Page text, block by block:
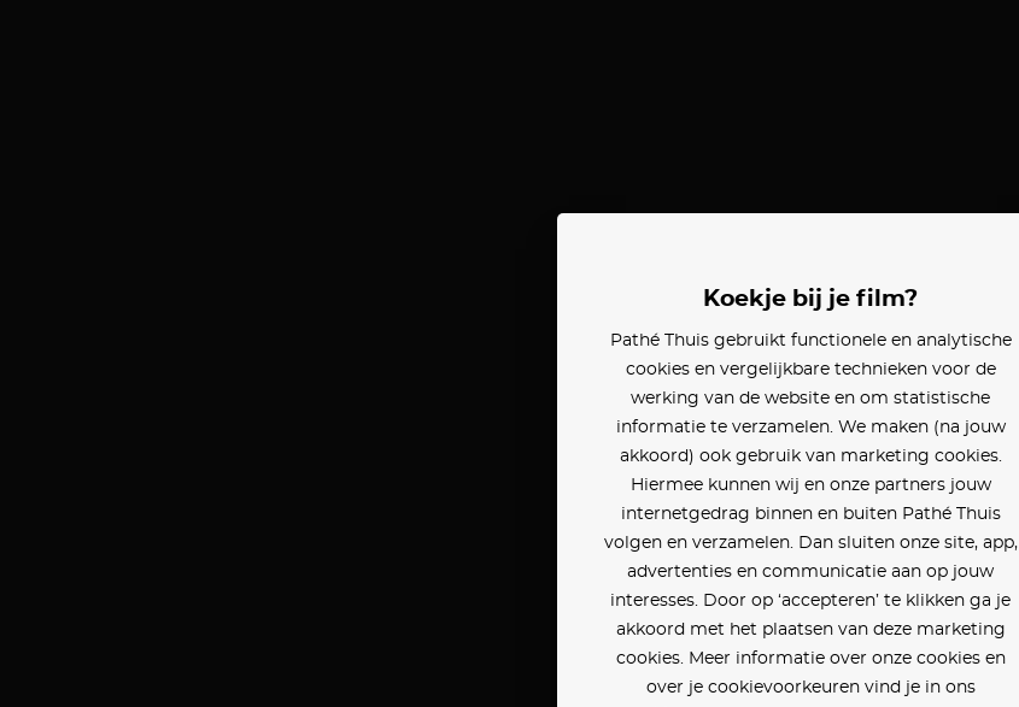
Koekje bij je film?
Pathé Thuis gebruikt functionele en analytische
cookies en vergelijkbare technieken voor de
werking van de website en om statistische
informatie te verzamelen. We maken (na jouw
akkoord) ook gebruik van marketing cookies.
Hiermee kunnen wij en onze partners jouw
internetgedrag binnen en buiten Pathé Thuis
volgen en verzamelen. Dan sluiten onze site, app,
advertenties en communicatie aan op jouw
interesses. Door op ‘accepteren’ te klikken ga je
akkoord met het plaatsen van deze marketing
cookies. Meer informatie over onze cookies en
over je cookievoorkeuren vind je in ons